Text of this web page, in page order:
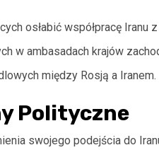
osłabić współpracę Iranu
w ambasadach krajów
między Rosją a Iranem.
Polityczne
swojego podejścia do